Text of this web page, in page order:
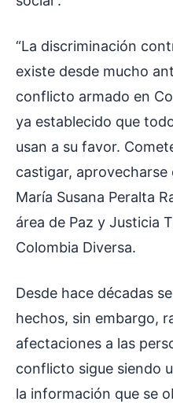
“La discriminación
existe desde mucho
conflicto armado en
ya establecido que
usan a su favor.
castigar, aprovecharse
María Susana Peralta
área de Paz y Justicia
Colombia Diversa.
Desde hace décadas
hechos, sin embargo,
afectaciones a las
conflicto sigue siendo
la información que se